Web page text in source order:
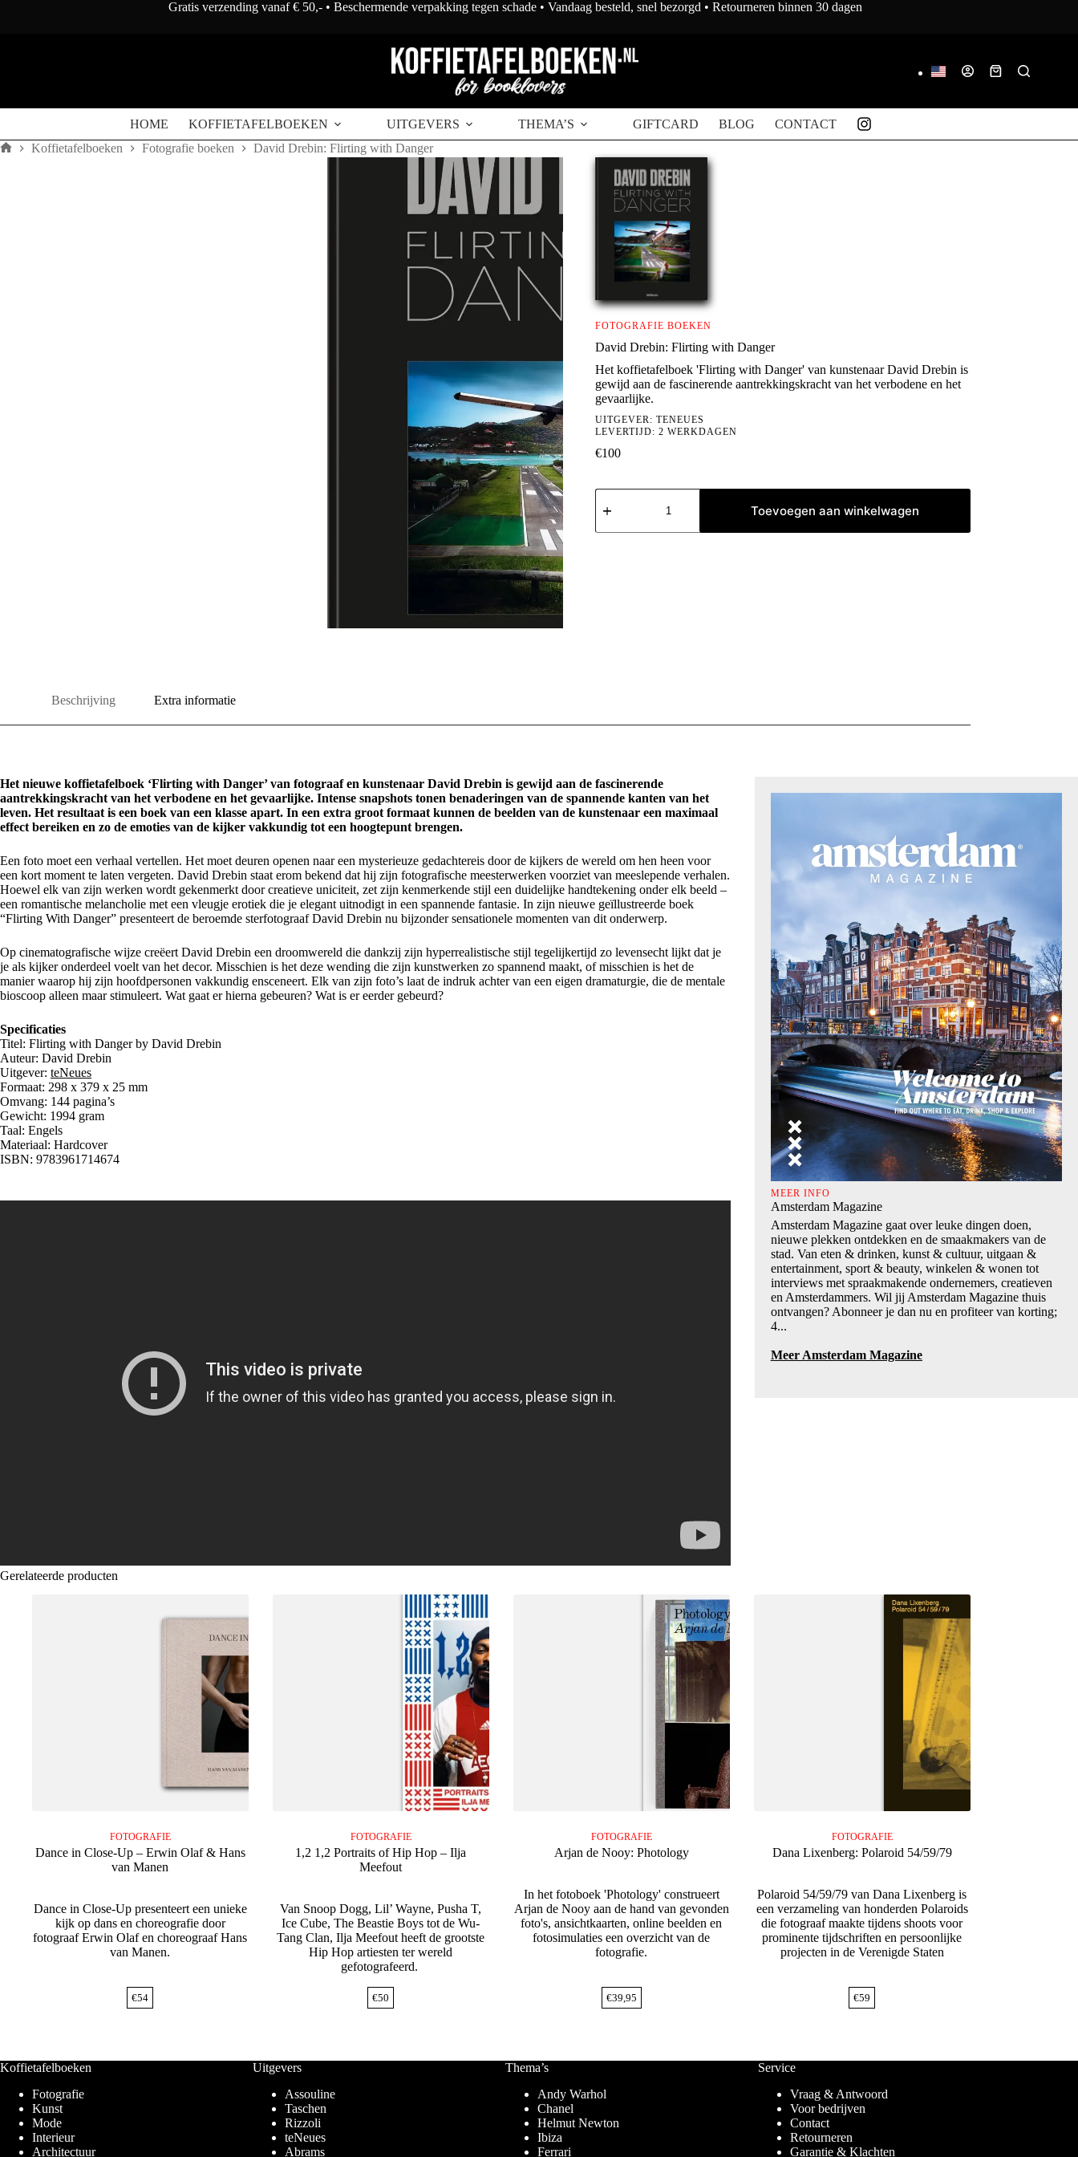
with
Danger
aantal
Toevoegen aan winkelwagen
Gratis verzending vanaf € 50,- • Beschermende verpakking tegen schade • Vandaag besteld, snel bezorgd • Retourneren binnen 30 dagen
Winkelwagen
HOME KOFFIETAFELBOEKEN UITGEVERS THEMA’S GIFTCARD BLOG CONTACT
Koffietafelboeken Fotografie boeken David Drebin: Flirting with Danger
FOTOGRAFIE BOEKEN
David Drebin: Flirting with Danger
Het koffietafelboek 'Flirting with Danger' van kunstenaar David Drebin is
gewijd aan de fascinerende aantrekkingskracht van het verbodene en het
gevaarlijke.
UITGEVER: TENEUES
LEVERTIJD: 2 WERKDAGEN
€100
David
Drebin:
with
Toevoegen aan winkelwagen
Beschrijving Extra informatie
Het nieuwe koffietafelboek ‘Flirting with Danger’ van fotograaf en kunstenaar David Drebin is gewijd aan de fascinerende
aantrekkingskracht van het verbodene en het gevaarlijke. Intense snapshots tonen benaderingen van de spannende kanten van het
leven. Het resultaat is een boek van een klasse apart. In een extra groot formaat kunnen de beelden van de kunstenaar een maximaal
effect bereiken en zo de emoties van de kijker vakkundig tot een hoogtepunt brengen.
Een foto moet een verhaal vertellen. Het moet deuren openen naar een mysterieuze gedachtereis door de kijkers de wereld om hen heen voor
een kort moment te laten vergeten. David Drebin staat erom bekend dat hij zijn fotografische meesterwerken voorziet van meeslepende verhalen.
Hoewel elk van zijn werken wordt gekenmerkt door creatieve uniciteit, zet zijn kenmerkende stijl een duidelijke handtekening onder elk beeld –
een romantische melancholie met een vleugje erotiek die je elegant uitnodigt in een spannende fantasie. In zijn nieuwe geïllustreerde boek
“Flirting With Danger” presenteert de beroemde sterfotograaf David Drebin nu bijzonder sensationele momenten van dit onderwerp.
Op cinematografische wijze creëert David Drebin een droomwereld die dankzij zijn hyperrealistische stijl tegelijkertijd zo levensecht lijkt dat je
je als kijker onderdeel voelt van het decor. Misschien is het deze wending die zijn kunstwerken zo spannend maakt, of misschien is het de
manier waarop hij zijn hoofdpersonen vakkundig ensceneert. Elk van zijn foto’s laat de indruk achter van een eigen dramaturgie, die de mentale
bioscoop alleen maar stimuleert. Wat gaat er hierna gebeuren? Wat is er eerder gebeurd?
Specificaties
Titel: Flirting with Danger by David Drebin
Auteur: David Drebin
Uitgever: teNeues
Formaat: 298 x 379 x 25 mm
Omvang: 144 pagina’s
Gewicht: 1994 gram
Taal: Engels
Materiaal: Hardcover
ISBN: 9783961714674
MEER INFO
Amsterdam Magazine
Amsterdam Magazine gaat over leuke dingen doen,
nieuwe plekken ontdekken en de smaakmakers van de
stad. Van eten & drinken, kunst & cultuur, uitgaan &
entertainment, sport & beauty, winkelen & wonen tot
interviews met spraakmakende ondernemers, creatieven
en Amsterdammers. Wil jij Amsterdam Magazine thuis
ontvangen? Abonneer je dan nu en profiteer van korting;
4...
Meer Amsterdam Magazine
Gerelateerde producten
FOTOGRAFIE
Dance in Close-Up – Erwin Olaf & Hans
van Manen
Dance in Close-Up presenteert een unieke
kijk op dans en choreografie door
fotograaf Erwin Olaf en choreograaf Hans
van Manen.
€54
FOTOGRAFIE
1,2 1,2 Portraits of Hip Hop – Ilja
Meefout
Van Snoop Dogg, Lil’ Wayne, Pusha T,
Ice Cube, The Beastie Boys tot de Wu-
Tang Clan, Ilja Meefout heeft de grootste
Hip Hop artiesten ter wereld
gefotografeerd.
€50
FOTOGRAFIE
Arjan de Nooy: Photology
In het fotoboek 'Photology' construeert
Arjan de Nooy aan de hand van gevonden
foto's, ansichtkaarten, online beelden en
fotosimulaties een overzicht van de
fotografie.
€39,95
FOTOGRAFIE
Dana Lixenberg: Polaroid 54/59/79
Polaroid 54/59/79 van Dana Lixenberg is
een verzameling van honderden Polaroids
die fotograaf maakte tijdens shoots voor
prominente tijdschriften en persoonlijke
projecten in de Verenigde Staten
€59
Koffietafelboeken
Fotografie
Kunst
Mode
Interieur
Architectuur
Uitgevers
Assouline
Taschen
Rizzoli
teNeues
Abrams
Thema’s
Andy Warhol
Chanel
Helmut Newton
Ibiza
Ferrari
Service
Vraag & Antwoord
Voor bedrijven
Contact
Retourneren
Garantie & Klachten